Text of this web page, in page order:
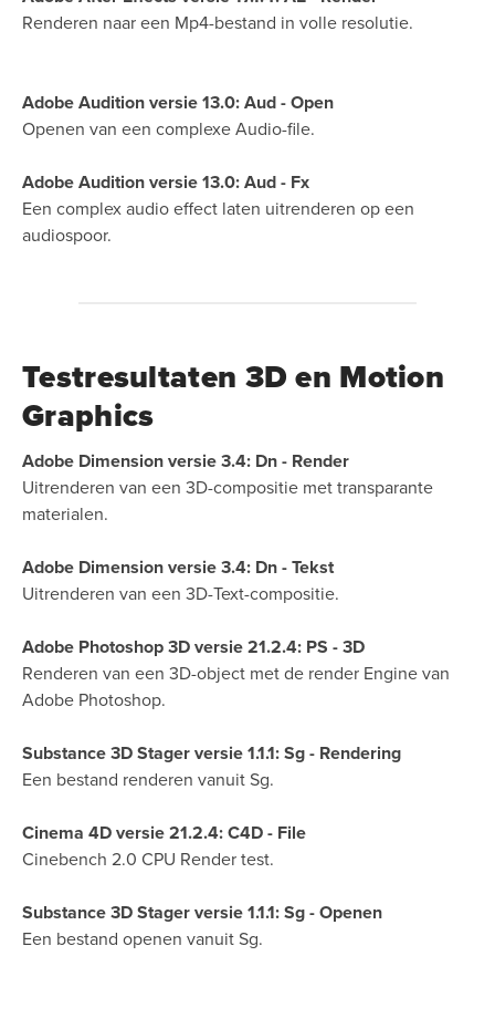
Renderen naar een Mp4-bestand in volle resolutie.
Adobe Audition versie 13.0: Aud - Open
Openen van een complexe Audio-file.
Adobe Audition versie 13.0: Aud - Fx
Een complex audio effect laten uitrenderen op een
audiospoor.
Testresultaten 3D en Motion
Graphics
Adobe Dimension versie 3.4: Dn - Render
Uitrenderen van een 3D-compositie met transparante
materialen.
Adobe Dimension versie 3.4: Dn - Tekst
Uitrenderen van een 3D-Text-compositie.
Adobe Photoshop 3D versie 21.2.4: PS - 3D
Renderen van een 3D-object met de render Engine van
Adobe Photoshop.
Substance 3D Stager versie 1.1.1: Sg - Rendering
Een bestand renderen vanuit Sg.
Cinema 4D versie 21.2.4: C4D - File
Cinebench 2.0 CPU Render test.
Substance 3D Stager versie 1.1.1: Sg - Openen
Een bestand openen vanuit Sg.